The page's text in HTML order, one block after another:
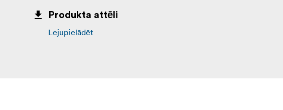
Produkta attēli
Lejupielādēt